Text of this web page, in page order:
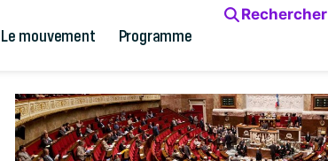
Le mouvement Programme
Rechercher